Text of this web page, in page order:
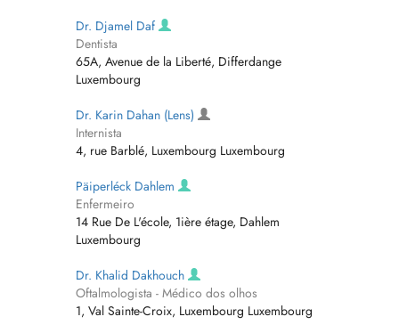
Dr. Djamel Daf
Dentista
65A, Avenue de la Liberté, Differdange
Luxembourg
Dr. Karin Dahan (Lens)
Internista
4, rue Barblé, Luxembourg Luxembourg
Päiperléck Dahlem
Enfermeiro
14 Rue De L'école, 1ière étage, Dahlem
Luxembourg
Dr. Khalid Dakhouch
Oftalmologista - Médico dos olhos
1, Val Sainte-Croix, Luxembourg Luxembourg